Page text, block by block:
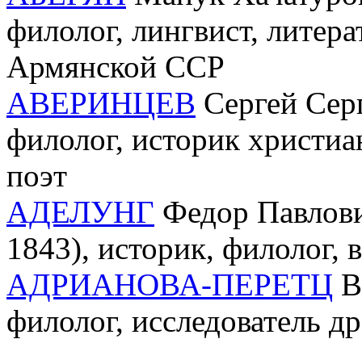
филолог, лингвист,
Армянской ССР
АВЕРИНЦЕВ Сергей
филолог, историк
поэт
АДЕЛУНГ Федор
1843), историк, филолог,
АДРИАНОВА-ПЕРЕТЦ
филолог, исследователь